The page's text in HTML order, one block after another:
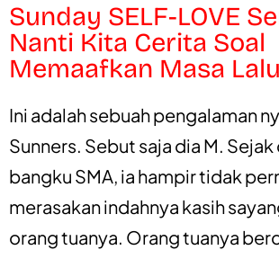
Sunday SELF-LOVE
Nanti Kita Cerita Soal
Memaafkan Masa
Ini adalah sebuah pengalaman
Sunners. Sebut saja dia M.
bangku SMA, ia hampir tidak
merasakan indahnya kasih
orang tuanya. Orang tuanya